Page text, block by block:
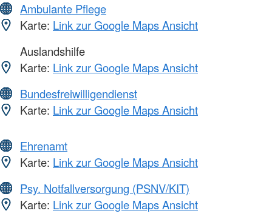
Ambulante Pflege
Karte: Link zur Google Maps Ansicht
Auslandshilfe
Karte: Link zur Google Maps Ansicht
Bundesfreiwilligendienst
Karte: Link zur Google Maps Ansicht
Ehrenamt
Karte: Link zur Google Maps Ansicht
Psy. Notfallversorgung (PSNV/KIT)
Karte: Link zur Google Maps Ansicht